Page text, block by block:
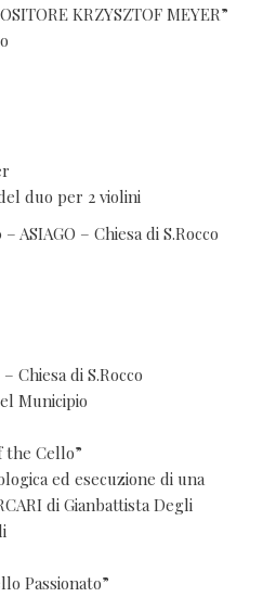
KRZYSZTOF MEYER”
duo per 2 violini
ASIAGO – Chiesa di S.Rocco
Chiesa di S.Rocco
Municipio
the Cello”
ed esecuzione di una
di Gianbattista Degli
Passionato”